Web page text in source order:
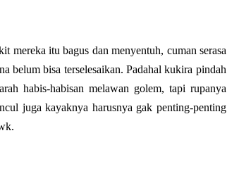
mereka itu bagus dan menyentuh, cuman serasa
belum bisa terselesaikan. Padahal kukira pindah
habis-habisan melawan golem, tapi rupanya
juga kayaknya harusnya gak penting-penting